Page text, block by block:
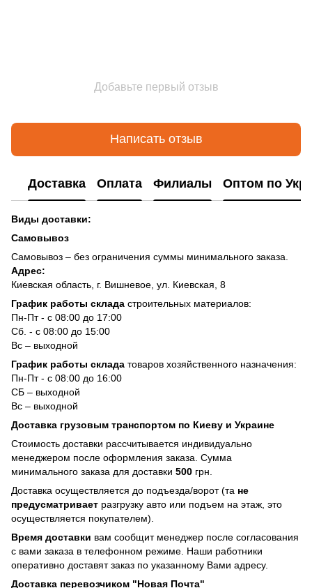
Добавьте первый отзыв
Написать отзыв
Доставка Оплата Филиалы Оптом по
Виды доставки:
Самовывоз
Самовывоз – без ограничения суммы минимального заказа.
Адрес:
Киевская область, г. Вишневое, ул. Киевская, 8
График работы склада строительных материалов:
Пн-Пт - с 08:00 до 17:00
Сб. - с 08:00 до 15:00
Вс – выходной
График работы склада товаров хозяйственного назначения:
Пн-Пт - с 08:00 до 16:00
СБ – выходной
Вс – выходной
Доставка грузовым транспортом по Киеву и Украине
Стоимость доставки рассчитывается индивидуально
менеджером после оформления заказа. Сумма
минимального заказа для доставки 500 грн.
Доставка осуществляется до подъезда/ворот (та не
предусматривает разгрузку авто или подъем на этаж, это
осуществляется покупателем).
Время доставки вам сообщит менеджер после согласования
с вами заказа в телефонном режиме. Наши работники
оперативно доставят заказ по указанному Вами адресу.
Доставка перевозчиком "Новая Почта"